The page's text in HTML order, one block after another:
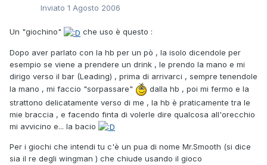
Inviato 1 Agosto 2006
Un "giochino" che uso è questo :
Dopo aver parlato con la hb per un pò , la isolo dicendole per
esempio se viene a prendere un drink , le prendo la mano e mi
dirigo verso il bar (Leading) , prima di arrivarci , sempre tenendole
la mano , mi faccio "sorpassare"
dalla hb , poi mi fermo e la
strattono delicatamente verso di me , la hb è praticamente tra le
mie braccia , e facendo finta di volerle dire qualcosa all'orecchio
mi avvicino e... la bacio
Per i giochi che intendi tu c'è un pua di nome Mr.Smooth (si dice
sia il re degli wingman ) che chiude usando il gioco